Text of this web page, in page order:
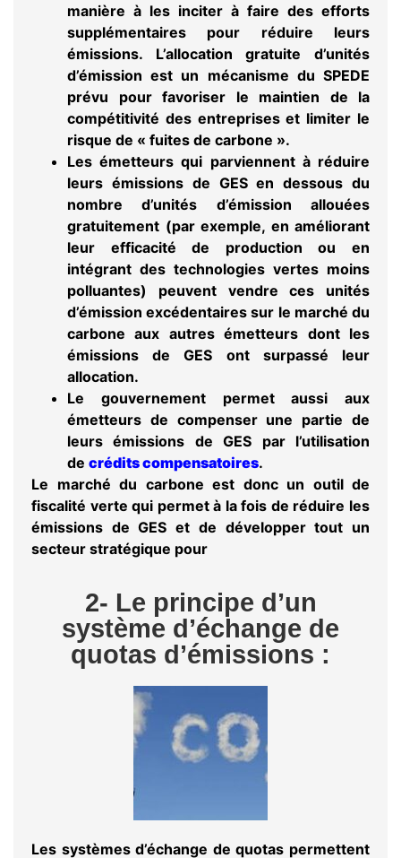
manière à les inciter à faire des efforts
supplémentaires pour réduire leurs
émissions. L’allocation gratuite d’unités
d’émission est un mécanisme du SPEDE
prévu pour favoriser le maintien de la
compétitivité des entreprises et limiter le
risque de « fuites de carbone ».
Les émetteurs qui parviennent à réduire
leurs émissions de GES en dessous du
nombre d’unités d’émission allouées
gratuitement (par exemple, en améliorant
leur efficacité de production ou en
intégrant des technologies vertes moins
polluantes) peuvent vendre ces unités
d’émission excédentaires sur le marché du
carbone aux autres émetteurs dont les
émissions de GES ont surpassé leur
allocation.
Le gouvernement permet aussi aux
émetteurs de compenser une partie de
leurs émissions de GES par l’utilisation
de crédits compensatoires.
Le marché du carbone est donc un outil de
fiscalité verte qui permet à la fois de réduire les
émissions de GES et de développer tout un
secteur stratégique pour
2- Le principe d’un
système d’échange de
quotas d’émissions :
Les systèmes d’échange de quotas permettent